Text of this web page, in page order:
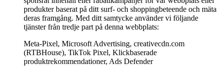
produkter baserat på ditt surf- och shoppingbeteende och mäta
deras framgång. Med ditt samtycke använder vi följande
tjänster från tredje part på denna webbplats:
Meta-Pixel, Microsoft Advertising, creativecdn.com
(RTBHouse), TikTok Pixel, Klickbaserade
produktrekommendationer, Ads Defender